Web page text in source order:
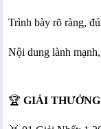
Trình bày rõ ràng,
Nội dung lành
🏆 GIẢI